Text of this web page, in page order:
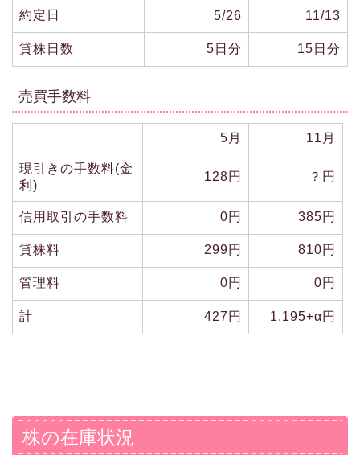
約定日 5/26 11/13
貸株日数 5日分 15日分
売買手数料
5月 11月
現引きの手数料(金
利)
128円 ？円
信用取引の手数料 0円 385円
貸株料 299円 810円
管理料 0円 0円
計 427円 1,195+α円
株の在庫状況